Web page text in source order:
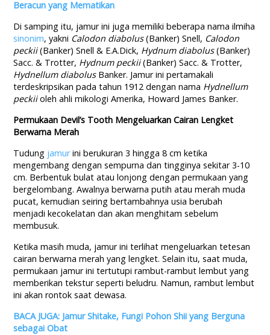
Beracun yang Mematikan
Di samping itu, jamur ini juga memiliki beberapa nama ilmiha
sinonim, yakni Calodon diabolus(Banker) Snell, Calodon
peckii(Banker) Snell & E.A.Dick, Hydnum diabolus(Banker)
Sacc. & Trotter, Hydnum peckii(Banker) Sacc. & Trotter,
Hydnellum diabolusBanker. Jamur ini pertamakali
terdeskripsikan pada tahun 1912 dengan nama Hydnellum
peckiioleh ahli mikologi Amerika, Howard James Banker.
Permukaan Devil’s Tooth Mengeluarkan Cairan Lengket
Berwarna Merah
Tudung jamurini berukuran 3 hingga 8 cm ketika
mengembang dengan sempurna dan tingginya sekitar 3-10
cm. Berbentuk bulat atau lonjong dengan permukaan yang
bergelombang. Awalnya berwarna putih atau merah muda
pucat, kemudian seiring bertambahnya usia berubah
menjadi kecokelatan dan akan menghitam sebelum
membusuk.
Ketika masih muda, jamur ini terlihat mengeluarkan tetesan
cairan berwarna merah yang lengket. Selain itu, saat muda,
permukaan jamur ini tertutupi rambut-rambut lembut yang
memberikan tekstur seperti beludru. Namun, rambut lembut
ini akan rontok saat dewasa.
BACA JUGA: Jamur Shitake, Fungi Pohon Shii yang Berguna
sebagai Obat